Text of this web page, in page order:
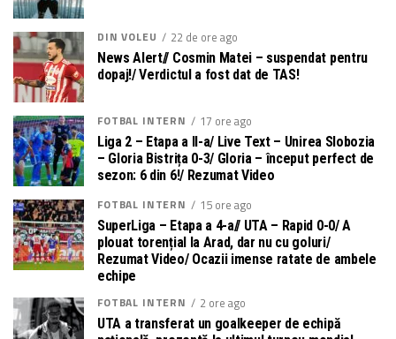
DIN VOLEU 22 de ore ago
News Alert// Cosmin Matei – suspendat pentru
dopaj!/ Verdictul a fost dat de TAS!
FOTBAL INTERN 17 ore ago
Liga 2 – Etapa a II-a/ Live Text – Unirea Slobozia
– Gloria Bistrița 0-3/ Gloria – început perfect de
sezon: 6 din 6!/ Rezumat Video
FOTBAL INTERN
15 ore ago
SuperLiga – Etapa a 4-a// UTA – Rapid 0-0/ A
plouat torențial la Arad, dar nu cu goluri/
Rezumat Video/ Ocazii imense ratate de ambele
echipe
FOTBAL INTERN
2 ore ago
UTA a transferat un goalkeeper de echipă